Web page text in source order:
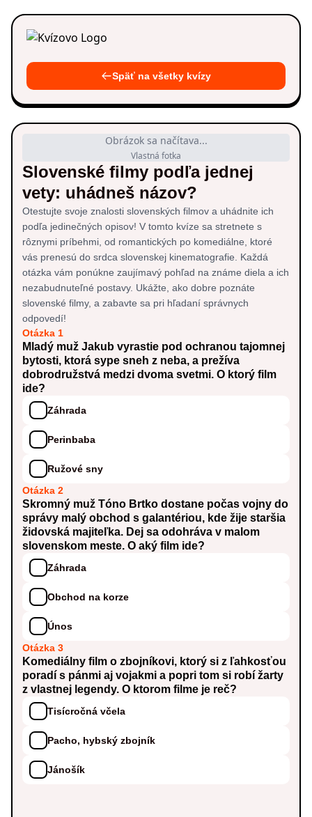
Späť na všetky kvízy
Obrázok sa načítava...
Vlastná fotka
Slovenské filmy podľa jednej
vety: uhádneš názov?
Otestujte svoje znalosti slovenských filmov a uhádnite ich
podľa jedinečných opisov! V tomto kvíze sa stretnete s
rôznymi príbehmi, od romantických po komediálne, ktoré
vás prenesú do srdca slovenskej kinematografie. Každá
otázka vám ponúkne zaujímavý pohľad na známe diela a ich
nezabudnuteľné postavy. Ukážte, ako dobre poznáte
slovenské filmy, a zabavte sa pri hľadaní správnych
odpovedí!
Otázka 1
Mladý muž Jakub vyrastie pod ochranou tajomnej
bytosti, ktorá sype sneh z neba, a prežíva
dobrodružstvá medzi dvoma svetmi. O ktorý film
ide?
Záhrada
Perinbaba
Ružové sny
Otázka 2
Skromný muž Tóno Brtko dostane počas vojny do
správy malý obchod s galantériou, kde žije staršia
židovská majiteľka. Dej sa odohráva v malom
slovenskom meste. O aký film ide?
Záhrada
Obchod na korze
Únos
Otázka 3
Komediálny film o zbojníkovi, ktorý si z ľahkosťou
poradí s pánmi aj vojakmi a popri tom si robí žarty
z vlastnej legendy. O ktorom filme je reč?
Tisícročná včela
Pacho, hybský zbojník
Jánošík